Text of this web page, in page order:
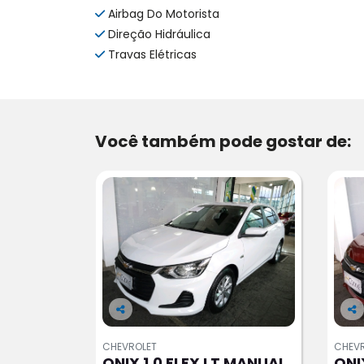
Airbag Do Motorista
Direção Hidráulica
Travas Elétricas
Você também pode gostar de:
Co
pa
CHEVROLET
Co
pa